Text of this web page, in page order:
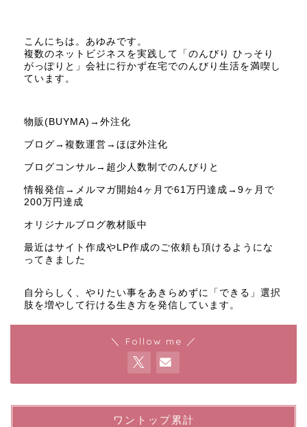
こんにちは。あゆみです。
複数のネットビジネスを実践して「のんびり ひっそり
がっぽりと」会社に行かず在宅でのんびり生活を満喫し
ています。
物販(BUYMA)→外注化
ブログ→複数運営→ほぼ外注化
ブログコンサル→超少人数制でのんびりと
情報発信→メルマガ開始4ヶ月で61万円達成→9ヶ月で
200万円達成
オリジナルブログ教材販中
最近はサイト作成やLP作成のご依頼も頂けるようにな
ってきました
自分らしく、やりたい事をあきらめずに「できる」選択
肢を増やして行ける生き方を発信しています。
＼ Follow me ／
ワントップ累計